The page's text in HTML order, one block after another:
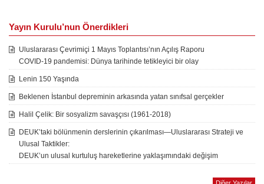
Yayın Kurulu’nun Önerdikleri
Uluslararası Çevrimiçi 1 Mayıs Toplantısı’nın Açılış Raporu
COVID-19 pandemisi: Dünya tarihinde tetikleyici bir olay
Lenin 150 Yaşında
Beklenen İstanbul depreminin arkasında yatan sınıfsal gerçekler
Halil Çelik: Bir sosyalizm savaşçısı (1961-2018)
DEUK’taki bölünmenin derslerinin çıkarılması—Uluslararası Strateji ve
Ulusal Taktikler:
DEUK’un ulusal kurtuluş hareketlerine yaklaşımındaki değişim